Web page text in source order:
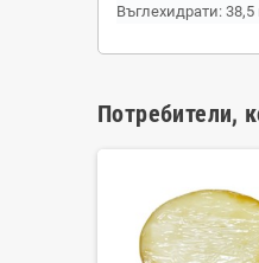
Въглехидрати: 38,5
Потребители,